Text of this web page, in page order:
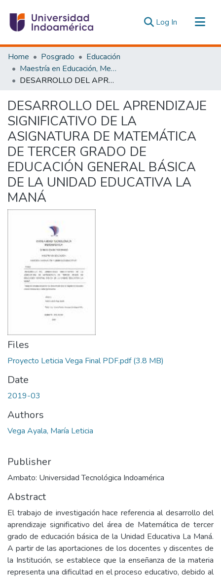
Log In (current)
Communities & Collections
All of DSpace
Statistics
Home Posgrado
Educación
Maestría en Educación, Mención Innovación y Liderazgo Educativo
DESARROLLO DEL APRENDIZAJE SIGNIFICATIVO DE LA ASIGNATURA DE MATEMÁTICA DE TERCER GRADO DE EDUCACIÓN GENERAL BÁSICA DE LA UNIDAD EDUCATIVA LA MANÁ
DESARROLLO DEL APRENDIZAJE
SIGNIFICATIVO DE LA
ASIGNATURA DE MATEMÁTICA
DE TERCER GRADO DE
EDUCACIÓN GENERAL BÁSICA
DE LA UNIDAD EDUCATIVA LA
MANÁ
Files
Proyecto Leticia Vega Final PDF.pdf(3.8 MB)
Date
2019-03
Authors
Vega Ayala, María Leticia
Publisher
Ambato: Universidad Tecnológica Indoamérica
Abstract
El trabajo de investigación hace referencia al desarrollo del
aprendizaje significativo del área de Matemática de tercer
grado de educación básica de la Unidad Educativa La Maná.
A partir de las aportaciones de los docentes y discentes de
la Institución, se establece que la enseñanza de la materia
representa una dificultad en el proceso educativo, debido al